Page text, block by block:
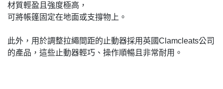
材質輕盈且強度極高，
可將帳篷固定在地面或支撐物上。
此外，用於調整拉繩間距的止動器採用英國Clamcleats公司
的產品，這些止動器輕巧、操作順暢且非常耐用。